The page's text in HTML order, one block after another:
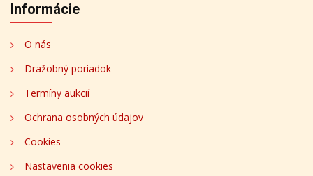
Informácie
O nás
Dražobný poriadok
Termíny aukcií
Ochrana osobných údajov
Cookies
Nastavenia cookies